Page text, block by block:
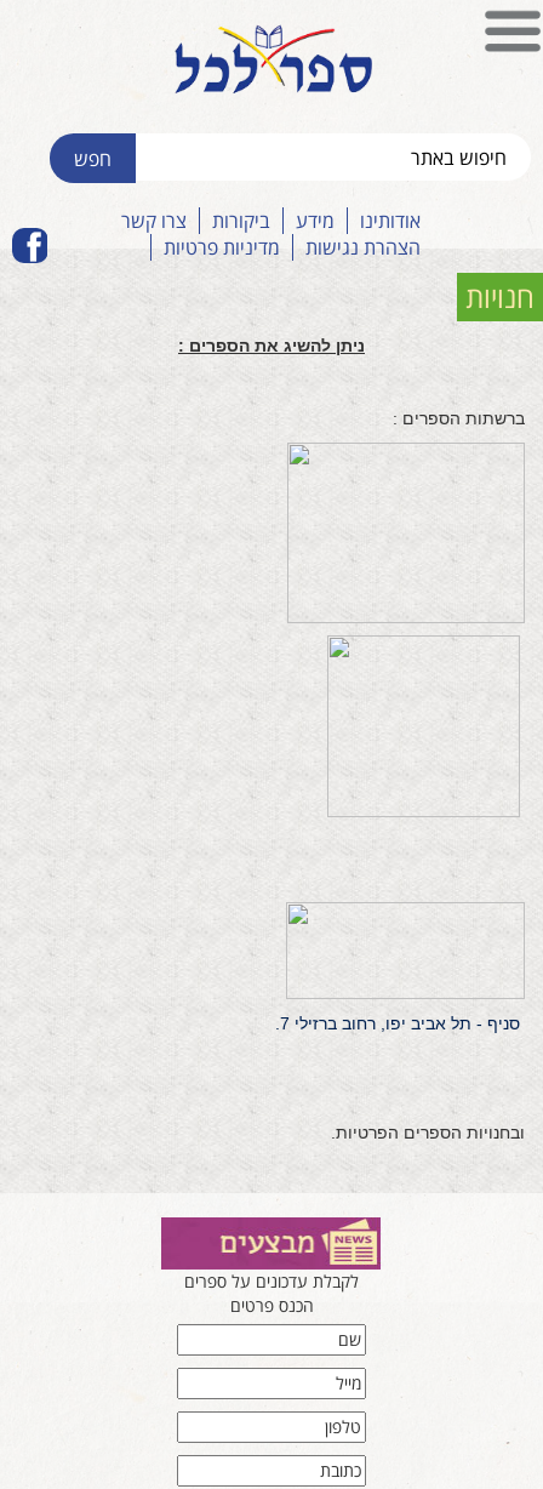
אודותינו מידע ביקורות
צרו קשר
הצהרת נגישות
מדיניות פרטיות
חנויות
ניתן להשיג את הספרים :
ברשתות הספרים :
סניף - תל אביב יפו, רחוב ברזילי 7.
ובחנויות הספרים הפרטיות.
לקבלת עדכונים על ספרים
הכנס פרטים